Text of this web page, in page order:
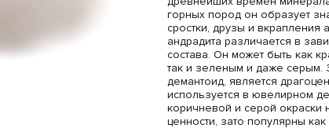
горных пород он образует
сростки, друзы и
андрадита различается в
состава. Он может быть как
так и зеленым и даже серым.
демантоид, является
используется в ювелирном
коричневой и серой окраски
ценности, зато популярны